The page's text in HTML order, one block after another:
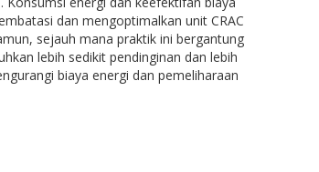
dan mengoptimalkan unit CRAC
sejauh mana praktik ini bergantung
lebih sedikit pendinginan dan lebih
biaya energi dan pemeliharaan